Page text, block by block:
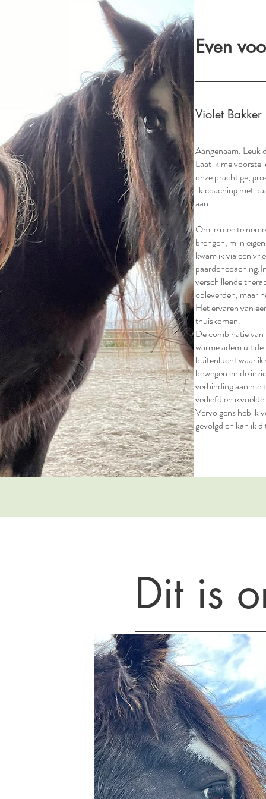
Even
Violet Bakker
Aangenaam. Leuk
Laat ik me
onze prachtige,
ik coaching met
aan.
Om je mee te
brengen, mijn
kwam ik via een
verschillende
opleverden, maar
Het ervaren van
thuiskomen.
De combinatie
warme adem uit
buitenlucht waar
bewegen en de
verbinding aan me
verliefd en
Vervolgens heb ik
gevolgd en kan ik
Dit is
Hier kun je kennismaken